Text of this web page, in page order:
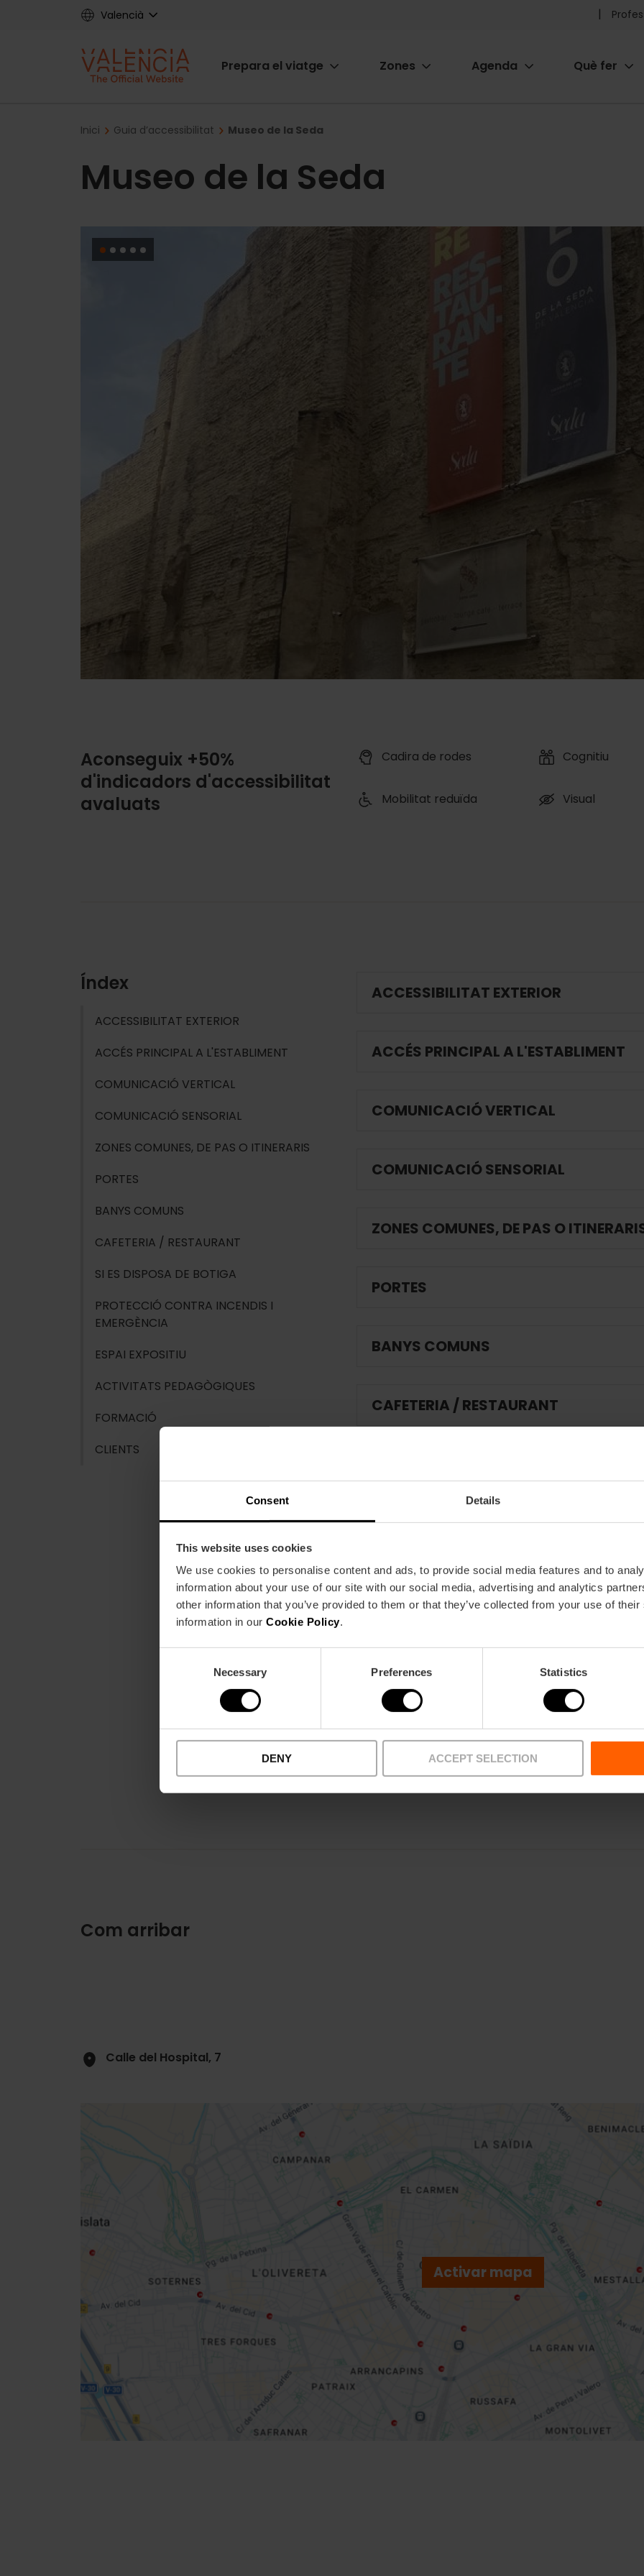
Consent Details
This website uses cookies
We use cookies to personalise content and ads, to provide social media features and to
information about your use of our site with our social media, advertising and analytics
other information that you’ve provided to them or that they’ve collected from your use of
information in our Cookie Policy.
Necessary Preferences Statistics
DENY ACCEPT SELECTION
Valencià
Pre
Main
Prepara el viatge Zones Agenda Què fer
Breadcrumb
Inici Guia d’accessibilitat Museo de la Seda
Museo de la Seda
Aconseguix +50%
d'indicadors d'accessibilitat
avaluats
Cadira de rodes Cognitiu
Mobilitat reduïda Visual
Índex
ACCESSIBILITAT EXTERIOR
ACCÉS PRINCIPAL A L'ESTABLIMENT
COMUNICACIÓ VERTICAL
COMUNICACIÓ SENSORIAL
ZONES COMUNES, DE PAS O ITINERARIS
PORTES
BANYS COMUNS
CAFETERIA / RESTAURANT
SI ES DISPOSA DE BOTIGA
PROTECCIÓ CONTRA INCENDIS I
EMERGÈNCIA
ESPAI EXPOSITIU
ACTIVITATS PEDAGÒGIQUES
FORMACIÓ
CLIENTS
ACCESSIBILITAT EXTERIOR
ACCÉS PRINCIPAL A L'ESTABLIMENT
COMUNICACIÓ VERTICAL
COMUNICACIÓ SENSORIAL
ZONES COMUNES, DE PAS O
PORTES
BANYS COMUNS
CAFETERIA / RESTAURANT
PROTECCIÓ CONTRA INCENDIS I
ESPAI EXPOSITIU
FORMACIÓ
CLIENTS
Com arribar
Calle del Hospital, 7
Activar mapa
Direccions
sidebar